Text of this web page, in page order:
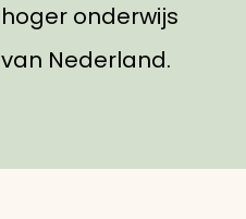
hoger onderwijs
van Nederland.